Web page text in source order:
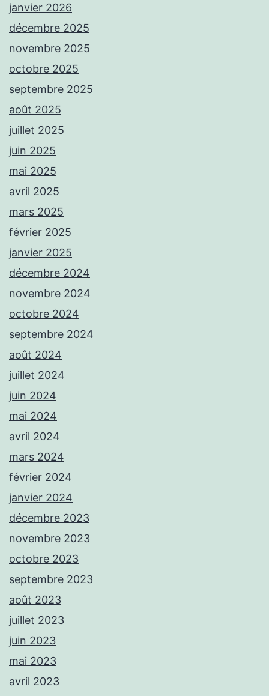
janvier 2026
décembre 2025
novembre 2025
octobre 2025
septembre 2025
août 2025
juillet 2025
juin 2025
mai 2025
avril 2025
mars 2025
février 2025
janvier 2025
décembre 2024
novembre 2024
octobre 2024
septembre 2024
août 2024
juillet 2024
juin 2024
mai 2024
avril 2024
mars 2024
février 2024
janvier 2024
décembre 2023
novembre 2023
octobre 2023
septembre 2023
août 2023
juillet 2023
juin 2023
mai 2023
avril 2023